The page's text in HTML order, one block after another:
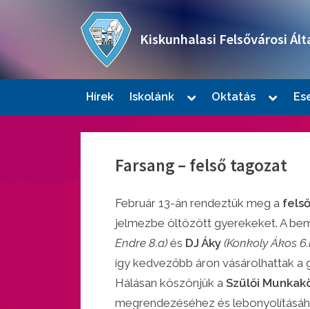
Kiskunhalasi Felsővárosi
Hírek Iskolánk
Toggle
menu
menu
sub-
menu
Oktatás
Toggle
menu
Farsang – felső tagozat
Február 13-án rendeztük meg a
jelmezbe öltözött gyerekeket. A
Endre 8.a) és DJ Áky (Konkoly Ákos
így kedvezőbb áron vásárolhattak
Hálásan köszönjük a Szülői
megrendezéséhez és